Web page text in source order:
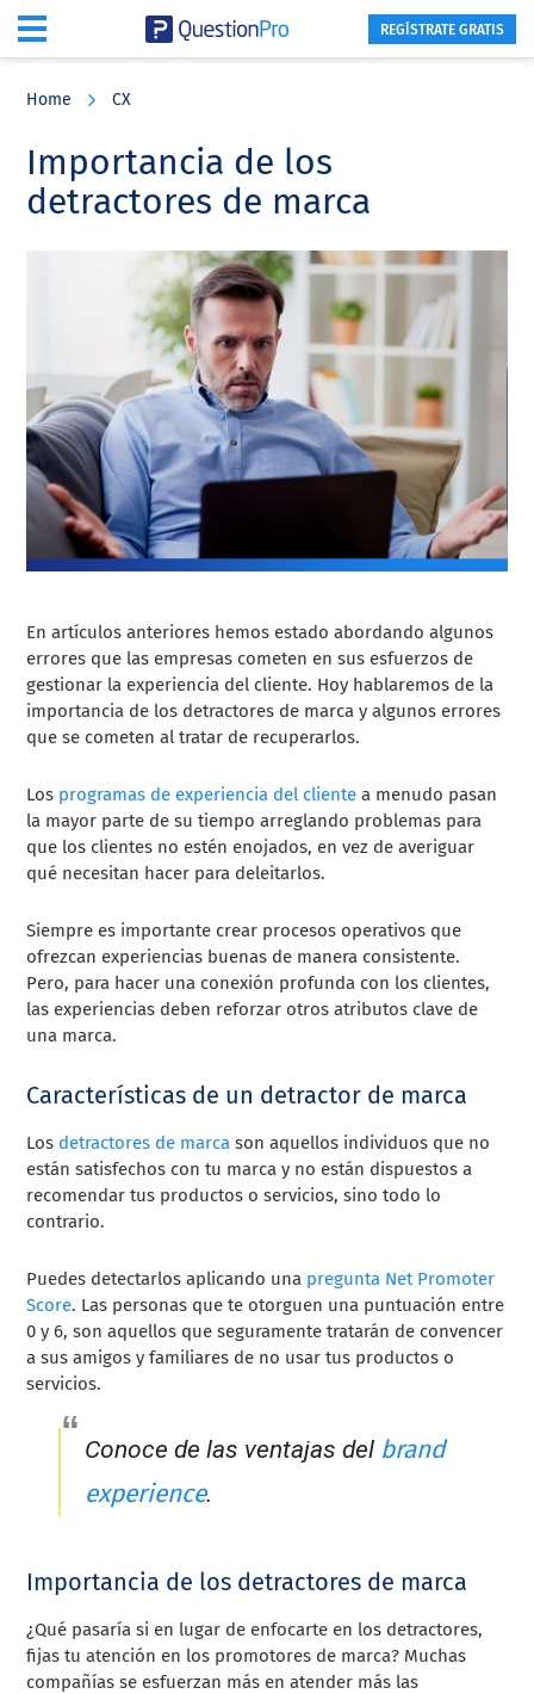
content
sidebar
REGÍSTRATE GRATIS
Home CX
Importancia de los
detractores de marca
En artículos anteriores hemos estado abordando algunos
errores que las empresas cometen en sus esfuerzos de
gestionar la experiencia del cliente. Hoy hablaremos de la
importancia de los detractores de marca y algunos errores
que se cometen al tratar de recuperarlos.
Los programas de experiencia del cliente a menudo pasan
la mayor parte de su tiempo arreglando problemas para
que los clientes no estén enojados, en vez de averiguar
qué necesitan hacer para deleitarlos.
Siempre es importante crear procesos operativos que
ofrezcan experiencias buenas de manera consistente.
Pero, para hacer una conexión profunda con los clientes,
las experiencias deben reforzar otros atributos clave de
una marca.
Características de un detractor de marca
Los detractores de marca son aquellos individuos que no
están satisfechos con tu marca y no están dispuestos a
recomendar tus productos o servicios, sino todo lo
contrario.
Puedes detectarlos aplicando una pregunta Net Promoter
Score. Las personas que te otorguen una puntuación entre
0 y 6, son aquellos que seguramente tratarán de convencer
a sus amigos y familiares de no usar tus productos o
servicios.
Conoce de las ventajas del brand
experience.
Importancia de los detractores de marca
¿Qué pasaría si en lugar de enfocarte en los detractores,
fijas tu atención en los promotores de marca? Muchas
compañías se esfuerzan más en atender más las